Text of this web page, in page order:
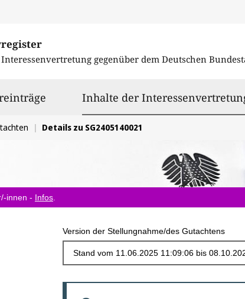
gegenüber dem Deutschen
Inhalte der
Details zu SG2405140021
innen - Infos
Version der Stellungnahme/des Gutachtens